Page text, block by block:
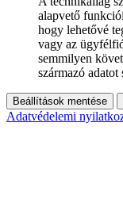
alapvető
hogy lehetővé
vagy az
semmilyen
származó
Beállítások mentése
Adatvédelemi